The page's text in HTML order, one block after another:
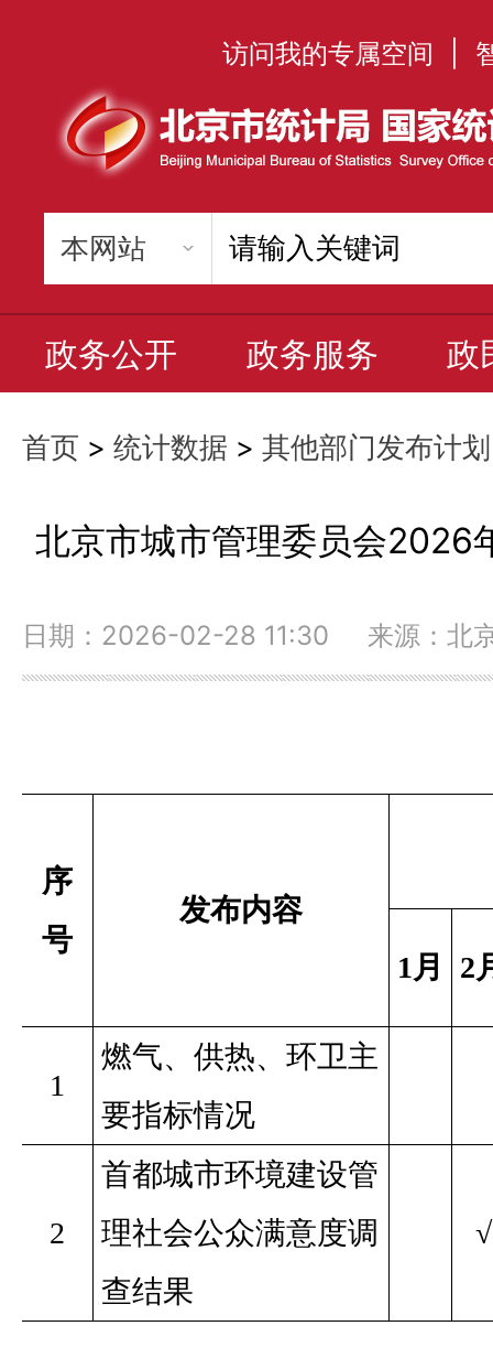
访问我的专属空间
政务公开 政务服务 政
首页 > 统计数据 > 其他部门发布计划
北京市城市管理委员会2026
日期：2026-02-28 11:30 来源：北
序
号
发布内容
1月 2
1
燃气、供热、环卫主
要指标情况
2
首都城市环境建设管
理社会公众满意度调
查结果
√